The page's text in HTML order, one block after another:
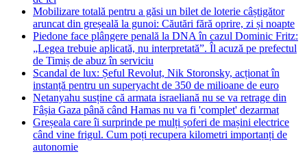
Mobilizare totală pentru a găsi un bilet de loterie câștigător
aruncat din greșeală la gunoi: Căutări fără oprire, zi și noapte
Piedone face plângere penală la DNA în cazul Dominic Fritz:
„Legea trebuie aplicată, nu interpretată”. Îl acuză pe prefectul
de Timiș de abuz în serviciu
Scandal de lux: Șeful Revolut, Nik Storonsky, acționat în
instanță pentru un superyacht de 350 de milioane de euro
Netanyahu susține că armata israeliană nu se va retrage din
Fâșia Gaza până când Hamas nu va fi 'complet' dezarmat
Greșeala care îi surprinde pe mulți șoferi de mașini electrice
când vine frigul. Cum poți recupera kilometri importanți de
autonomie